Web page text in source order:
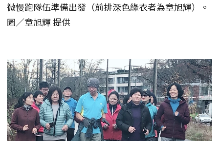
微慢跑隊伍準備出發（前排深色綠衣者為章旭輝）。
圖／章旭輝 提供